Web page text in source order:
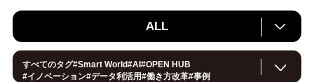
ALL
すべてのタグ#Smart World#AI#OPEN HUB
#イノベーション#データ利活用#働き方改革#事例